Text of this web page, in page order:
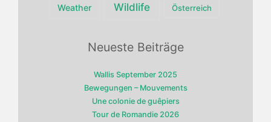
Weather Wildlife Österreich
Neueste Beiträge
Wallis September 2025
Bewegungen – Mouvements
Une colonie de guêpiers
Tour de Romandie 2026